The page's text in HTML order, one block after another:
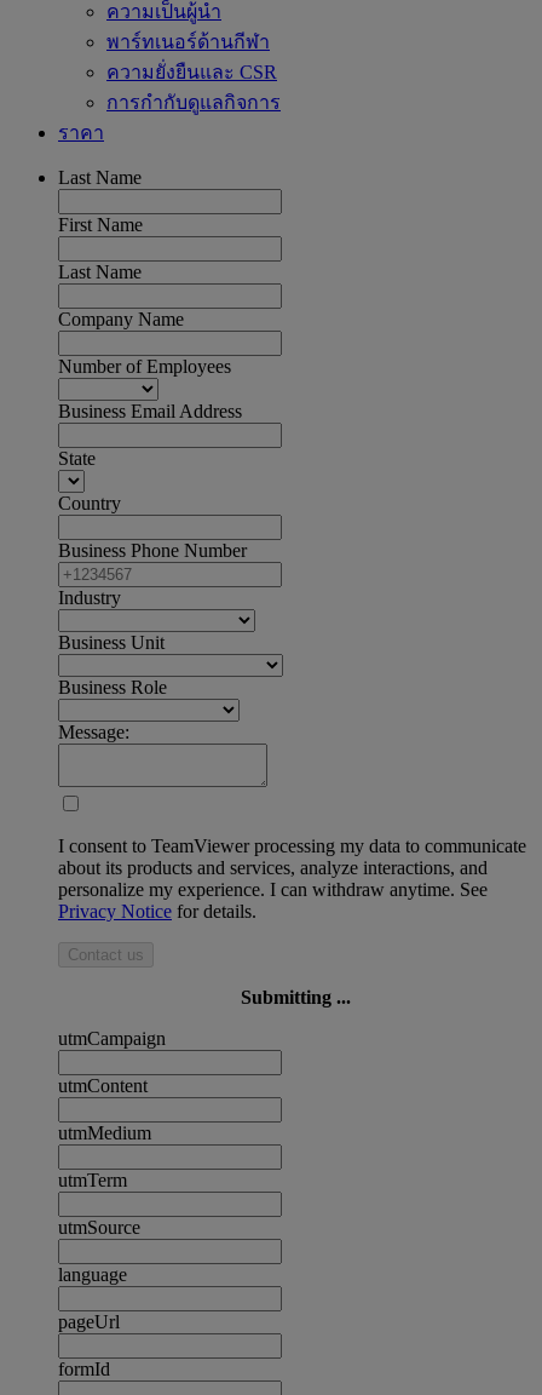
ความเป็นผู้นำ
พาร์ทเนอร์ด้านกีฬา
ความยั่งยืนและ CSR
การกำกับดูแลกิจการ
ราคา
Last Name
First Name
Last Name
Company Name
Number of Employees
Business Email Address
State
Country
Business Phone Number
Industry
Business Unit
Business Role
Message:
I consent to TeamViewer processing my data to communicate
about its products and services, analyze interactions, and
personalize my experience. I can withdraw anytime. See
Privacy Notice for details.
Contact us
Submitting ...
utmCampaign
utmContent
utmMedium
utmTerm
utmSource
language
pageUrl
formId